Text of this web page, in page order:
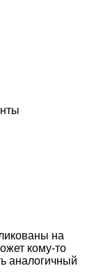
на
кому-то
аналогичный